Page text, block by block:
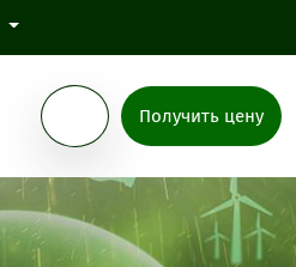
Получить цену